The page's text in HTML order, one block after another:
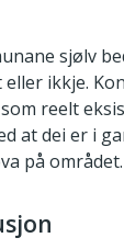
sjølv
ikkje.
reelt
at dei er i
på området.